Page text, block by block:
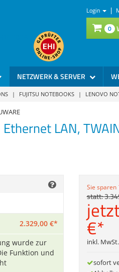
Login |
0
NETZWERK & SERVER
| FUJITSU NOTEBOOKS | LENOVO
LAN,
2.329,00 €*
wurde zur
Funktion und
Sie sparen
statt:
€*
inkl. MwSt.
sofort